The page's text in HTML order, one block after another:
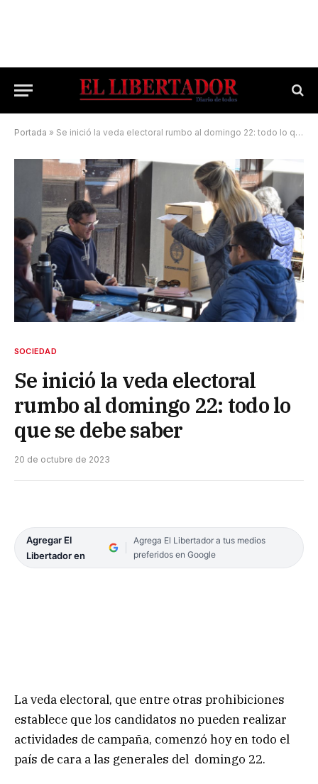
Portada » Se inició la veda electoral rumbo al domingo 22: todo lo que se debe saber
SOCIEDAD
Se inició la veda electoral
rumbo al domingo 22: todo lo
que se debe saber
20 de octubre de 2023
Agregar El
Libertador en
Agrega El Libertador a tus medios
preferidos en Google
La veda electoral, que entre otras prohibiciones
establece que los candidatos no pueden realizar
actividades de campaña, comenzó hoy en todo el
país de cara a las generales del domingo 22.